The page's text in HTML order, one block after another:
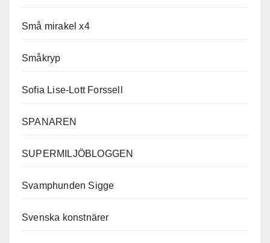
Små mirakel x4
Småkryp
Sofia Lise-Lott Forssell
SPANAREN
SUPERMILJÖBLOGGEN
Svamphunden Sigge
Svenska konstnärer